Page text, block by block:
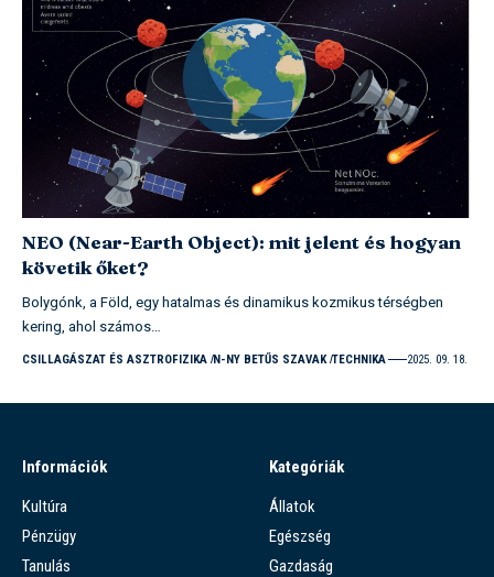
NEO (Near-Earth Object): mit jelent és hogyan
követik őket?
Bolygónk, a Föld, egy hatalmas és dinamikus kozmikus térségben
kering, ahol számos…
CSILLAGÁSZAT ÉS ASZTROFIZIKA N-NY BETŰS SZAVAK TECHNIKA 2025. 09. 18.
Információk
Kultúra
Pénzügy
Tanulás
Kategóriák
Állatok
Egészség
Gazdaság